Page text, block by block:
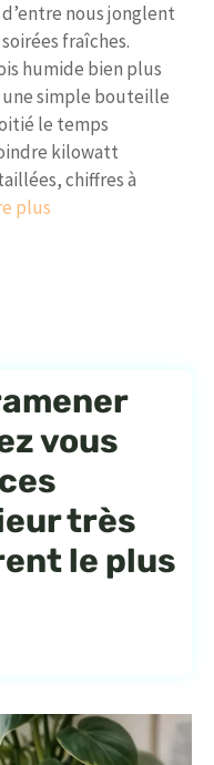
nous jonglent
fraîches.
humide bien plus
simple bouteille
le temps
kilowatt
chiffres à
plus
vous
très
le plus